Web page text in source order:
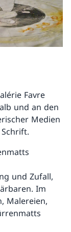
Favre
und an den
Medien
und Zufall,
Im
Malereien,